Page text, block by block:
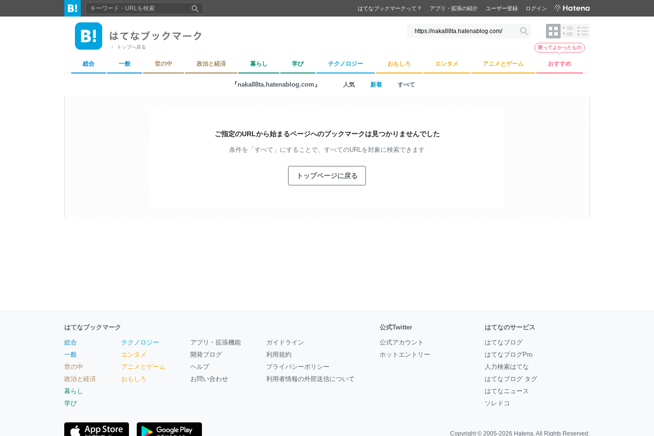
はてなブックマークって？ アプリ・拡張の紹介 ユーザー登録 ログイン
トップへ戻る
総合 一般 世の中 政治と経済 暮らし 学び テクノロジー おもしろ エンタメ アニメとゲーム おすすめ
買ってよかったもの
『naka88ta.hatenablog.com』 人気 新着 すべて
ご指定のURLから始まるページへのブックマークは見つかりませんでした
条件を「すべて」にすることで、 すべてのURLを対象に検索できます
トップページに戻る
はてなブックマーク
総合
一般
世の中
政治と経済
暮らし
学び
テクノロジー
エンタメ
アニメとゲーム
おもしろ
アプリ・拡張機能
開発ブログ
ヘルプ
お問い合わせ
ガイドライン
利用規約
プライバシーポリシー
利用者情報の外部送信について
公式Twitter
公式アカウント
ホットエントリー
はてなのサービス
はてなブログ
はてなブログPro
人力検索はてな
はてなブログ タグ
はてなニュース
ソレドコ
Copyright © 2005-2026 Hatena. All Rights Reserved.